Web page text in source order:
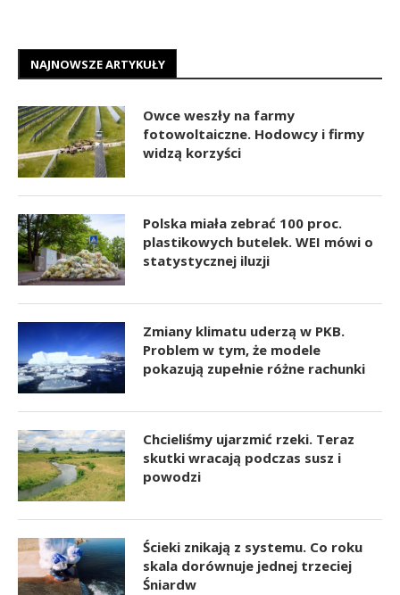
NAJNOWSZE ARTYKUŁY
Owce weszły na farmy
fotowoltaiczne. Hodowcy i firmy
widzą korzyści
Polska miała zebrać 100 proc.
plastikowych butelek. WEI mówi o
statystycznej iluzji
Zmiany klimatu uderzą w PKB.
Problem w tym, że modele
pokazują zupełnie różne rachunki
Chcieliśmy ujarzmić rzeki. Teraz
skutki wracają podczas susz i
powodzi
Ścieki znikają z systemu. Co roku
skala dorównuje jednej trzeciej
Śniardw